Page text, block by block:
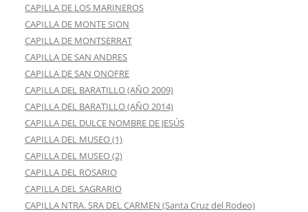
CAPILLA DE LOS MARINEROS
CAPILLA DE MONTE SION
CAPILLA DE MONTSERRAT
CAPILLA DE SAN ANDRES
CAPILLA DE SAN ONOFRE
CAPILLA DEL BARATILLO (AÑO 2009)
CAPILLA DEL BARATILLO (AÑO 2014)
CAPILLA DEL DULCE NOMBRE DE JESÚS
CAPILLA DEL MUSEO (1)
CAPILLA DEL MUSEO (2)
CAPILLA DEL ROSARIO
CAPILLA DEL SAGRARIO
CAPILLA NTRA. SRA DEL CARMEN (Santa Cruz del Rodeo)